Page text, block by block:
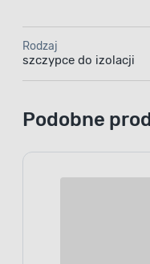
Rodzaj
szczypce do izolacji
Podobne